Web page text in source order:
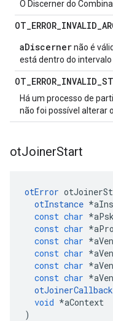
O Discerner do
OT_ERROR_INVALID_
aDiscernernão é
está dentro do intervalo
OT_ERROR_INVALID_
Há um processo de
não foi possível alterar
otJoinerStart
otError
otInstance *
const char *
const char *
const char *
const char *
const char *
const char *
otJoinerCallback
void *aContext
)